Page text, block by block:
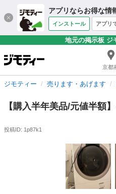
アプリならお得な情
インストール アプリ
地元の掲示板 ジ
京都
ジモティー 売ります・あげます
【購入半年美品/元値半
投稿ID: 1p87k1